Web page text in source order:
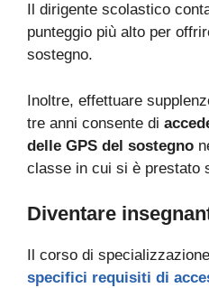
Il dirigente scolastico
punteggio più alto per
sostegno.
Inoltre, effettuare
tre anni consente di
delle GPS del sostegno
classe in cui si è prestato
Diventare
Il corso di
specifici requisiti di